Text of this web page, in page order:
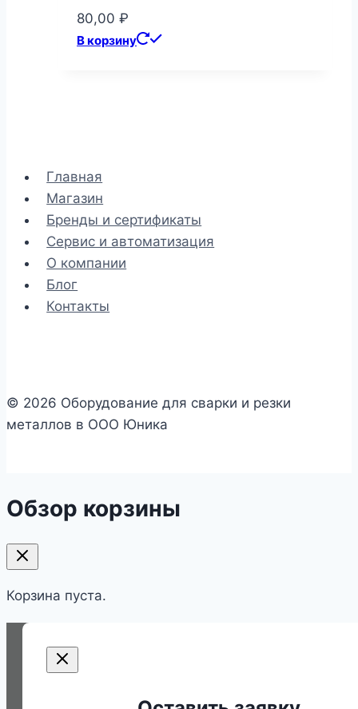
80,00 ₽
В корзину
Главная
Магазин
Бренды и сертификаты
Сервис и автоматизация
О компании
Блог
Контакты
© 2026 Оборудование для сварки и резки
металлов в ООО Юника
Обзор корзины
Корзина пуста.